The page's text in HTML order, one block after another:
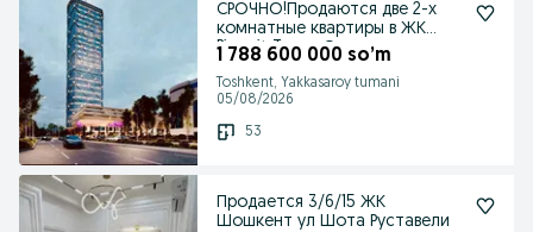
СРОЧНО!Продаются две 2-х
комнатные квартиры в ЖК
Piramit Tower Ориен
1 788 600 000 so’m
Toshkent, Yakkasaroy tumani
05/08/2026
53
Продается 3/6/15 ЖК
Шошкент ул Шота Руставели